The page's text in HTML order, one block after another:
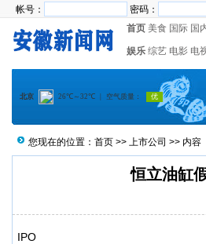
帐号： 密码：
首页 美食 国际 国
娱乐 综艺 电影 电
您现在的位置： 首页 >> 上市公司 >> 内容
恒立油缸
IPO